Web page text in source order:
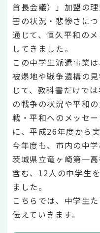
首長会議）」加盟の
害の状況・悲惨さに
通じて、恒久平和の
してきました。
この中学生派遣事業
被爆地や戦争遺構の
じて、教科書だけで
の戦争の状況や平和
戦・平和へのメッセ
に、平成26年度から
今年度も、市内の中
茨城県立竜ヶ崎第一
含む、12人の中学生
ました。
こちらでは、中学生
伝えていきます。